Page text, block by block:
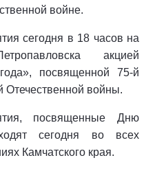
войне.
сегодня в 18 часов на
акцией
посвященной 75-й
Отечественной войны.
посвященные Дню
сегодня во всех
Камчатского края.